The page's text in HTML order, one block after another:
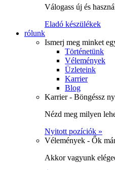
Válogass új és
Eladó készülékek
rólunk
Ismerj meg minket
Történetünk
Vélemények
Üzleteink
Karrier
Blog
Karrier - Böngéssz
Nézd meg milyen
Nyitott pozíciók »
Vélemények - Ők
Akkor vagyunk